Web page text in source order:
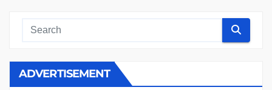
ADVERTISEMENT